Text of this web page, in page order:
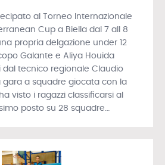
al Torneo Internazionale
Cup a Biella dal 7 all 8
propria delgazione under 12
Galante e Aliya Houida
tecnico regionale Claudio
gara a squadre giocata con la
visto i ragazzi classificarsi al
posto su 28 squadre…